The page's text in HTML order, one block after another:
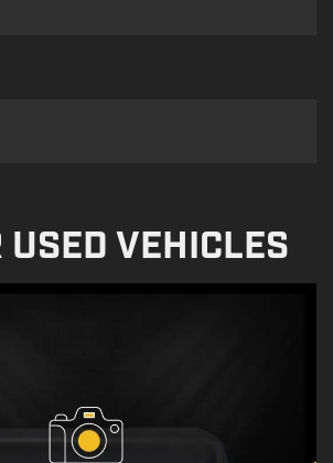
VEHICLES